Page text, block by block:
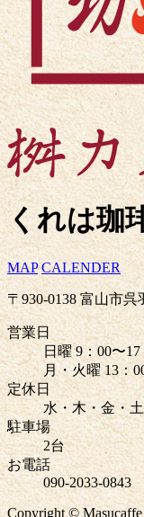
くれは珈
MAP CALENDER
〒930-0138 富山市呉
営業日
日曜 9：00〜17
月・火曜 13：
定休日
水・木・金・
駐車場
2台
お電話
090-2033-0843
Copyright ©